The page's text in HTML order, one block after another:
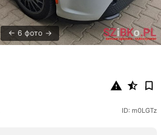
6 фото
ID: m0LGTz